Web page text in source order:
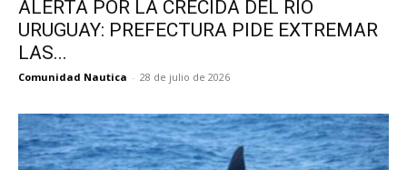
ALERTA POR LA CRECIDA DEL RÍO
URUGUAY: PREFECTURA PIDE EXTREMAR
LAS...
Comunidad Nautica - 28 de julio de 2026